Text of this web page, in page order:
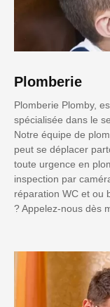
Plomberie
Plomberie Plomby,
spécialisée dans le
Notre équipe de
peut se déplacer
toute urgence en
inspection par
réparation WC et ou
? Appelez-nous dès